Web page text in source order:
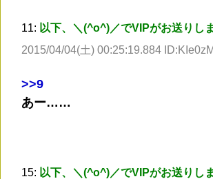
11: 以下、＼(^o^)／でVIPがお送りし
2015/04/04(土) 00:25:19.884
>>9
あー……
15: 以下、＼(^o^)／でVIPがお送りし